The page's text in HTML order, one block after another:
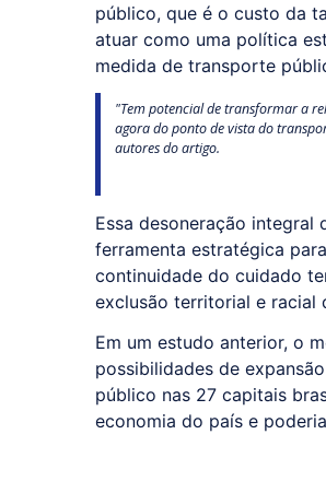
público, que é o custo da
atuar como uma política
medida de transporte
"Tem potencial de transformar a
agora do ponto de vista do
autores do artigo.
Essa desoneração integral
ferramenta estratégica
continuidade do cuidado
exclusão territorial e racial
Em um estudo anterior, o
possibilidades de
público nas 27 capitais
economia do país e